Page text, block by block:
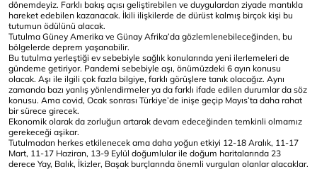
dönemdeyiz. Farklı bakış açısı geliştirebilen ve duygulardan ziyade mantıkla
hareket edebilen kazanacak. İkili ilişkilerde de dürüst kalmış birçok kişi bu
tutumun ödülünü alacak.
Tutulma Güney Amerika ve Günay Afrika’da gözlemlenebileceğinden, bu
bölgelerde deprem yaşanabilir.
Bu tutulma yerleştiği ev sebebiyle sağlık konularında yeni ilerlemeleri de
gündeme getiriyor. Pandemi sebebiyle aşı, önümüzdeki 6 ayın konusu
olacak. Aşı ile ilgili çok fazla bilgiye, farklı görüşlere tanık olacağız. Aynı
zamanda bazı yanlış yönlendirmeler ya da farklı ifade edilen durumlar da söz
konusu. Ama covid, Ocak sonrası Türkiye’de inişe geçip Mayıs’ta daha rahat
bir sürece girecek.
Ekonomik olarak da zorluğun artarak devam edeceğinden temkinli olmamız
gerekeceği aşikar.
Tutulmadan herkes etkilenecek ama daha yoğun etkiyi 12-18 Aralık, 11-17
Mart, 11-17 Haziran, 13-9 Eylül doğumlular ile doğum haritalarında 23
derece Yay, Balık, İkizler, Başak burçlarında önemli vurguları olanlar alacaklar.